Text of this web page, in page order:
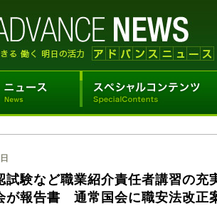
試験など職業紹介責任者講習の
が報告書 通常国会に職安法改正